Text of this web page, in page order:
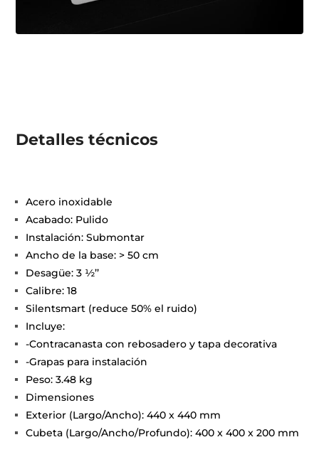
Detalles técnicos
Acero inoxidable
Acabado: Pulido
Instalación: Submontar
Ancho de la base: > 50 cm
Desagüe: 3 ½’’
Calibre: 18
Silentsmart (reduce 50% el ruido)
Incluye:
-Contracanasta con rebosadero y tapa decorativa
-Grapas para instalación
Peso: 3.48 kg
Dimensiones
Exterior (Largo/Ancho): 440 x 440 mm
Cubeta (Largo/Ancho/Profundo): 400 x 400 x 200 mm